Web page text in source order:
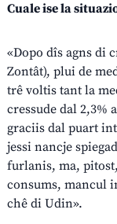
Cuale ise la
«Dopo dîs agns di
Zontât), plui de
trê voltis tant la
cressude dal 2,3%
graciis dal puart
jessi nancje
furlanis, ma,
consums, mancul
chê di Udin».